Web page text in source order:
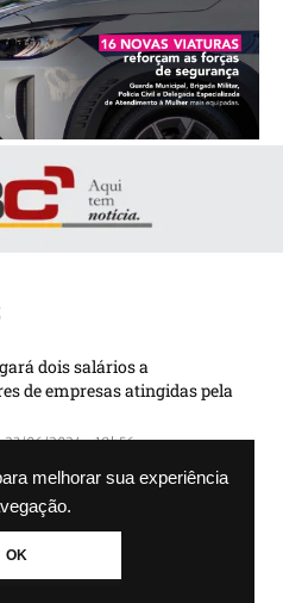
melhorar sua experiência
OK
dois salários a
de empresas atingidas pela
23/06/2024 - 19h56
conta de água de atingidos
11/06/2024 - 16h23